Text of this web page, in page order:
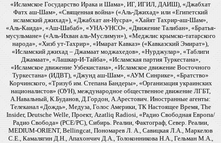
«Исламское Государство Ирака и Шама», ИГ, ИГИЛ, ДАИШ), «Джабхат
Фатх аш-Шам», «Священная война» («Аль-Джихад» или «Египетский
исламский джихад»), «Джабхат ан-Нусра», «Хайят Тахрир-аш-Шам»,
«Аль-Каида», «Аш-Шабаб», «УНА-УНСО», «Движение Талибан», «Братья-
мусульмане» («Аль-Ихван аль-Муслимун»), «Меджлис крымско-татарского
народа», «Хизб ут-Тахрир», «Имарат Кавказ» («Кавказский Эмират»),
«Исламский джихад – Джамаат моджахедов», «Нурджулар», «Таблиги
Джамаат», «Лашкар-И-Тайба», «Исламская партия Туркестана»,
«Исламское движение Узбекистана», «Исламское движение Восточного
Туркестана» (ИДВТ), «Джунд аш-Шам», «АУМ Синрике», «Братство»
Корчинского, «Тризуб им. Степана Бандеры», «Организация украинских
националистов» (ОУН), международное общественное движение ЛГБТ,
А.Навальный, К.Буданов, Д.Гордон, А.Арестович. Иностранные агенты:
Телеканал «Дождь», Медуза, Голос Америки, ТК Настоящее Время, The
Insider, Deutsche Welle, Проект, Azatliq Radiosi, «Радио Свободная Европа/
Радио Свобода» (PCE/PC), Сибирь. Реалии, Фактограф, Север. Реалии,
MEDIUM-ORIENT, Bellingcat, Пономарев Л. А., Савицкая Л.А., Маркелов
С.Е., Камалягин Д.Н., Апахончич Д.А., Толоконникова Н.А., Гельман М.А.,